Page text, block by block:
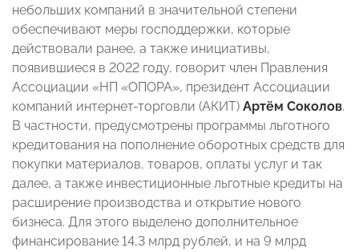
небольших компаний в значительной степени
обеспечивают меры господдержки, которые
действовали ранее, а также инициативы,
появившиеся в 2022 году, говорит член Правления
Ассоциации «НП «ОПОРА», президент Ассоциации
компаний интернет-торговли (АКИТ) Артём Соколов.
В частности, предусмотрены программы льготного
кредитования на пополнение оборотных средств для
покупки материалов, товаров, оплаты услуг и так
далее, а также инвестиционные льготные кредиты на
расширение производства и открытие нового
бизнеса. Для этого выделено дополнительное
финансирование 14,3 млрд рублей, и на 9 млрд